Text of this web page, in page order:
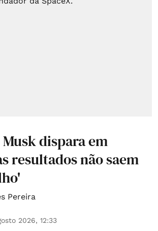
Musk dispara em
resultados não saem
Pereira
2026, 12:33